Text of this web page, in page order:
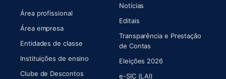
Área profissional
Área empresa
Entidades de classe
Instituições de ensino
Clube de Descontos
Notícias
Editais
Transparência e Prestação
de Contas
Eleições 2026
e-SIC (LAI)